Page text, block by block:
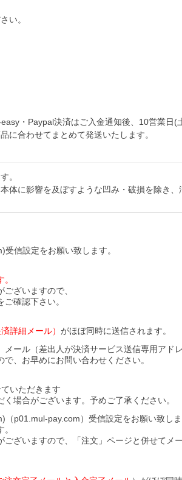
い。
・Paypal決済はご入金通知後、10営業日(
に合わせてまとめて発送いたします。
。
に影響を及ぼすような凹み・破損を除き、
信設定をお願い致します。
ざいますので、
確認下さい。
詳細メール） がほぼ同時に送信されます。
ール（差出人が決済サービス送信専用アド
、お早めにお問い合わせください。
いただきます
場合がございます。予めご了承ください。
p01.mul-pay.com）受信設定をお願い致しま
ざいますので、「注文」ページと併せてメ